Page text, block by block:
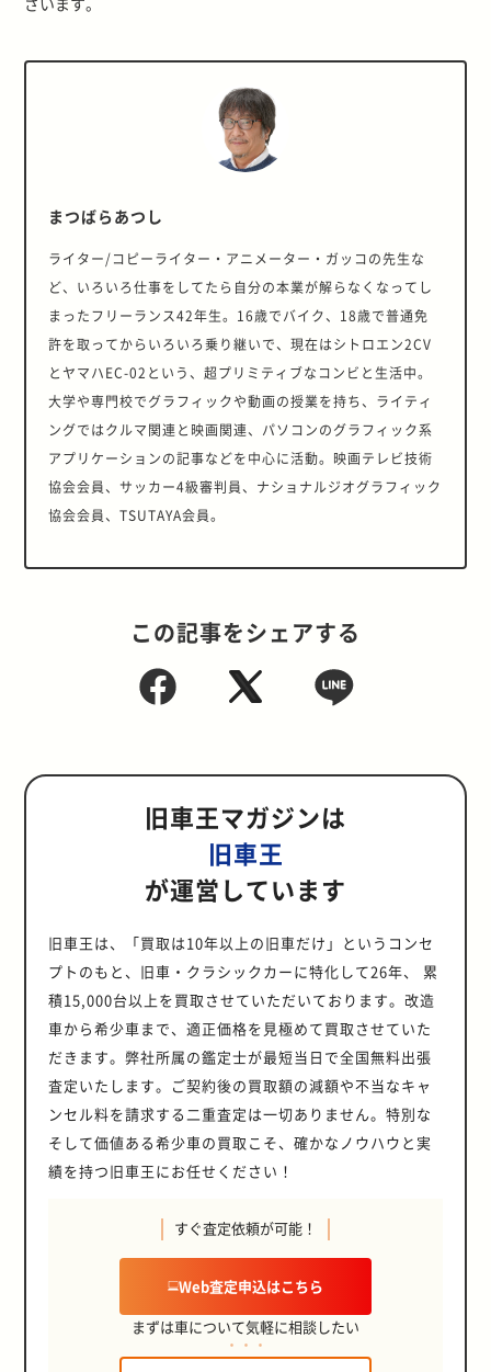
まつばらあつし
ライター/コピーライター・アニメーター・ガッコの先生な
ど、いろいろ仕事をしてたら自分の本業が解らなくなってし
まったフリーランス42年生。16歳でバイク、18歳で普通免
許を取ってからいろいろ乗り継いで、現在はシトロエン2CV
とヤマハEC-02という、超プリミティブなコンビと生活中。
大学や専門校でグラフィックや動画の授業を持ち、ライティ
ングではクルマ関連と映画関連、パソコンのグラフィック系
アプリケーションの記事などを中心に活動。映画テレビ技術
協会会員、サッカー4級審判員、ナショナルジオグラフィック
協会会員、TSUTAYA会員。
この記事をシェアする
旧車王マガジンは
旧車王
が運営しています
旧車王は、「買取は10年以上の旧車だけ」というコンセ
プトのもと、旧車・クラシックカーに特化して26年、 累
積15,000台以上を買取させていただいております。改造
車から希少車まで、適正価格を見極めて買取させていた
だきます。弊社所属の鑑定士が最短当日で全国無料出張
査定いたします。ご契約後の買取額の減額や不当なキャ
ンセル料を請求する二重査定は一切ありません。特別な
そして価値ある希少車の買取こそ、確かなノウハウと実
績を持つ旧車王にお任せください！
すぐ査定依頼が可能！
Web査定申込はこちら
まずは車について気軽に相談したい